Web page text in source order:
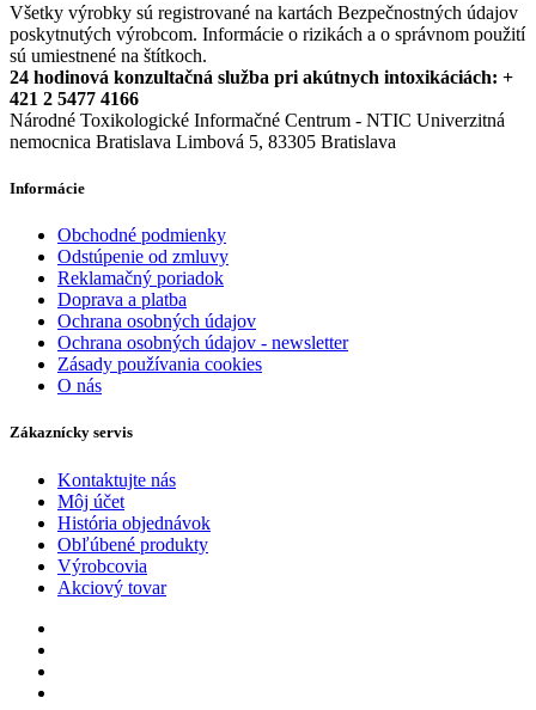
Všetky výrobky sú registrované na kartách Bezpečnostných údajov
poskytnutých výrobcom. Informácie o rizikách a o správnom použití
sú umiestnené na štítkoch.
24 hodinová konzultačná služba pri akútnych intoxikáciách: +
421 2 5477 4166
Národné Toxikologické Informačné Centrum - NTIC Univerzitná
nemocnica Bratislava Limbová 5, 83305 Bratislava
Informácie
Obchodné podmienky
Odstúpenie od zmluvy
Reklamačný poriadok
Doprava a platba
Ochrana osobných údajov
Ochrana osobných údajov - newsletter
Zásady používania cookies
O nás
Zákaznícky servis
Kontaktujte nás
Môj účet
História objednávok
Obľúbené produkty
Výrobcovia
Akciový tovar